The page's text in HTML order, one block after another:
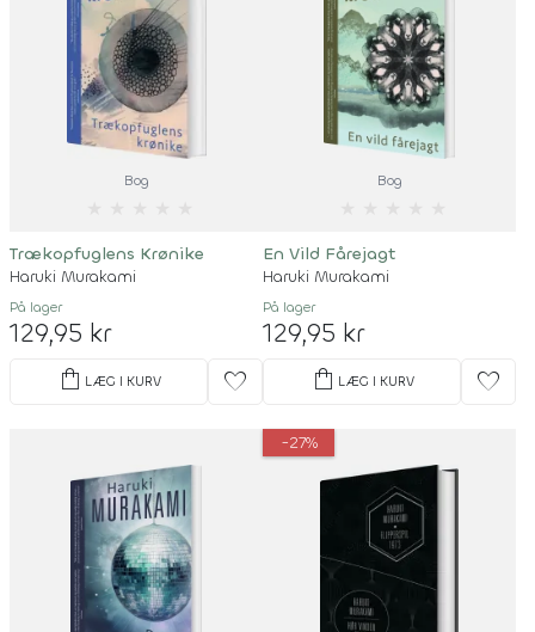
Bog
Trækopfuglens Krønike
Haruki Murakami
På lager
129,95 kr
shopping_bag LÆG I KURV favorite
Bog
En Vild Fårejagt
Haruki Murakami
På lager
129,95 kr
shopping_bag LÆG I KURV favorite
-27%